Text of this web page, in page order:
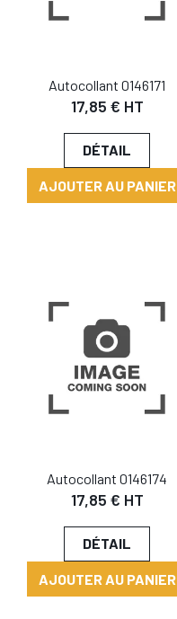
Autocollant 0146171
17,85 € HT
DÉTAIL
AJOUTER AU PANIER
Autocollant 0146174
17,85 € HT
DÉTAIL
AJOUTER AU PANIER